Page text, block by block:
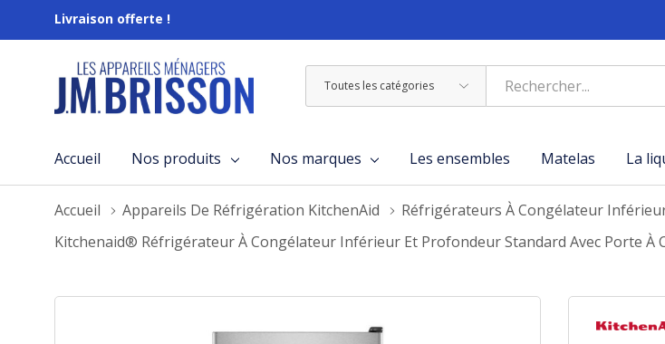
Livraison offerte !
Toutes
les
Rechercher
Accueil Nos produits Nos marques Les ensembles Matelas La
Accueil Appareils De Réfrigération KitchenAid
Réfrigérateurs À Congélateur
Kitchenaid® Réfrigérateur À Congélateur Inférieur Et Profondeur Standard Avec Porte À